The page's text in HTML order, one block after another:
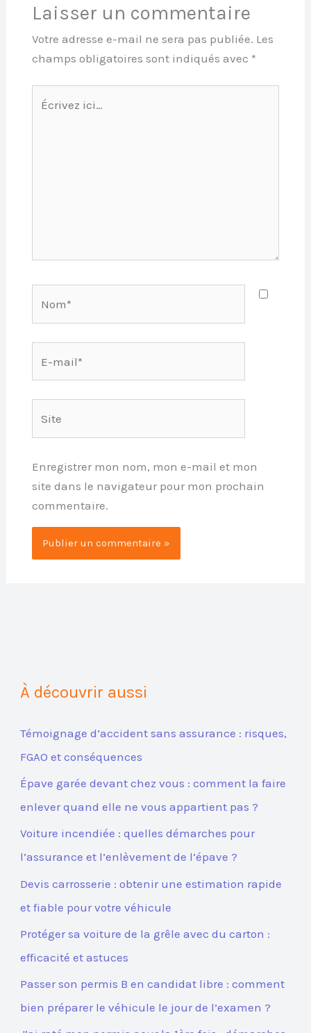
Laisser un commentaire
Votre adresse e-mail ne sera pas publiée. Les
champs obligatoires sont indiqués avec *
mail*
Enregistrer mon nom, mon e-mail et mon
site dans le navigateur pour mon prochain
commentaire.
À découvrir aussi
Témoignage d’accident sans assurance : risques,
FGAO et conséquences
Épave garée devant chez vous : comment la faire
enlever quand elle ne vous appartient pas ?
Voiture incendiée : quelles démarches pour
l’assurance et l’enlèvement de l’épave ?
Devis carrosserie : obtenir une estimation rapide
et fiable pour votre véhicule
Protéger sa voiture de la grêle avec du carton :
efficacité et astuces
Passer son permis B en candidat libre : comment
bien préparer le véhicule le jour de l’examen ?